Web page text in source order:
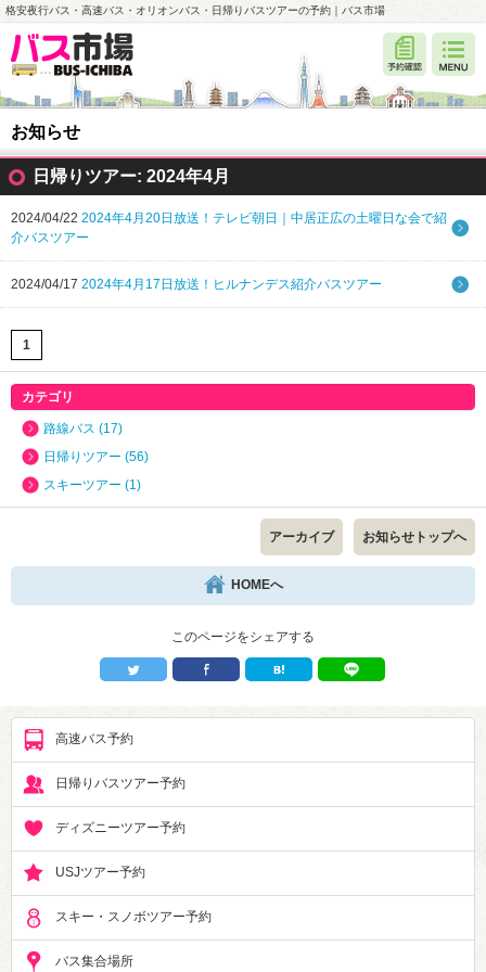
格安夜行バス・高速バス・オリオンバス・日帰りバスツアーの予約｜バス市場
お知らせ
日帰りツアー: 2024年4月
2024/04/22 2024年4月20日放送！テレビ朝日｜中居正広の土曜日な会で紹
介バスツアー
2024/04/17 2024年4月17日放送！ヒルナンデス紹介バスツアー
1
カテゴリ
路線バス (17)
日帰りツアー (56)
スキーツアー (1)
アーカイブ お知らせトップへ
HOMEへ
このページをシェアする
高速バス予約
日帰りバスツアー予約
ディズニーツアー予約
USJツアー予約
スキー・スノボツアー予約
バス集合場所